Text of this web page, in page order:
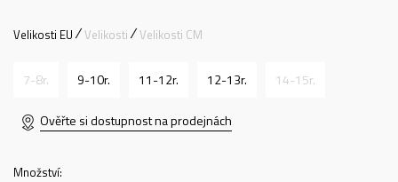
Velikosti EU Velikosti Velikosti CM
7-8r. 9-10r. 11-12r. 12-13r. 14-15r.
Ověřte si dostupnost na prodejnách
Množství: